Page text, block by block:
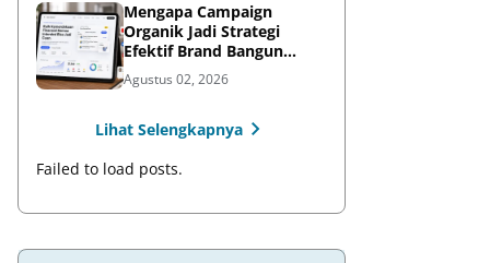
Mengapa Campaign
Organik Jadi Strategi
Efektif Brand Bangun
Awareness di Media Sosial
Agustus 02, 2026
Lihat Selengkapnya
Failed to load posts.